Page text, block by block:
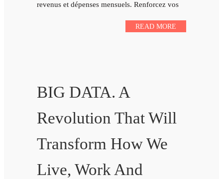
revenus et dépenses mensuels. Renforcez vos
READ MORE
BIG DATA. A
Revolution That Will
Transform How We
Live, Work And